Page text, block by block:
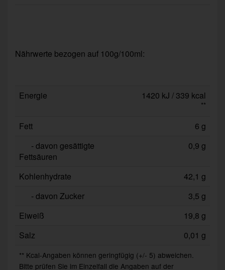
Nährwerte bezogen auf 100g/100ml:
Energie 1420 kJ / 339 kcal
**
Fett
6 g
- davon gesättigte
Fettsäuren
0,9 g
Kohlenhydrate
42,1 g
- davon Zucker
3,5 g
Eiweiß
19,8 g
Salz
0,01 g
** Kcal-Angaben können geringfügig (+/- 5) abweichen.
Bitte prüfen Sie im Einzelfall die Angaben auf der